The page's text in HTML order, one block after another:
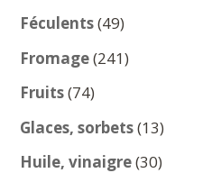
produits
Féculents 4949
produits
Fromage 241241
Fruits 7474
produits
Glaces, sorbets 1313
produits
Huile, vinaigre 3030